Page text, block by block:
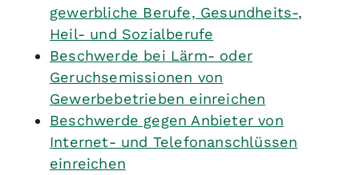
gewerbliche Berufe, Gesundheits-,
Heil- und Sozialberufe
Beschwerde bei Lärm- oder
Geruchsemissionen von
Gewerbebetrieben einreichen
Beschwerde gegen Anbieter von
Internet- und Telefonanschlüssen
einreichen